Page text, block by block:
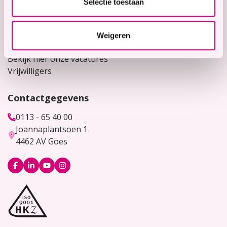
Selectie toestaan
Weigeren
Voor verwijzers
Werken bij
Bekijk hier onze vacatures
Vrijwilligers
Contactgegevens
0113 - 65 40 00
Joannaplantsoen 1
4462 AV Goes
Logo
Facebook
Logo
LinkedIn
LogoLogo